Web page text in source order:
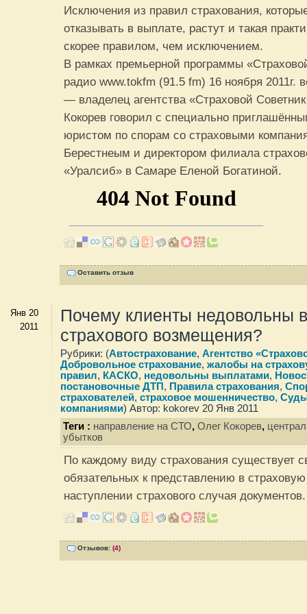
Исключения из правил страхования,
отказывать в выплате, растут и такая
скорее правилом, чем исключением.
В рамках премьерной программы
радио www.tokfm (91.5 fm) 16 ноября 2011г.
— владелец агентства «Страховой
Кокорев говорил c специально
юристом по спорам со страховыми
Берестнеым и директором филиала
«Уралсиб» в Самаре Еленой Богатиной.
Оставить отзыв
Янв 20
2011
Почему клиенты недовольны
страхового возмещения?
Рубрики: (Автострахование, Агентство
Добровольное страхование, жалобы на
правил, КАСКО, недовольны выплатами,
постановочные ДТП , Правила страхования,
страхователей, страховое мошенничество,
компаниями) Автор: kokorev 20 Янв 2011
Теги : направление на СТО, Олег Кокорев,
убытков
По каждому виду страхования существует
обязательных к представлению в
наступлении страхового случая
Отзывов: (4)